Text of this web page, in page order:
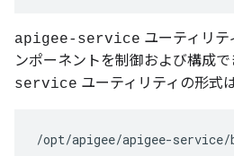
apigee-service ユーティリ
ンポーネントを制御および構成で
service ユーティリティの形式
/opt/apigee/apigee-